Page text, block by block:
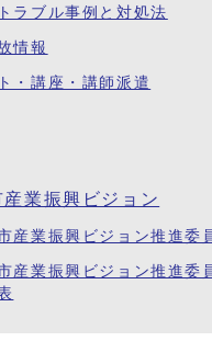
ラブル事例と対処法
情報
・講座・講師派遣
業振興ビジョン
産業振興ビジョン推進委
産業振興ビジョン推進委